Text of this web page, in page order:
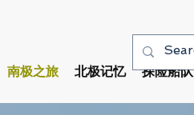
南极之旅 北极记忆 探险船队